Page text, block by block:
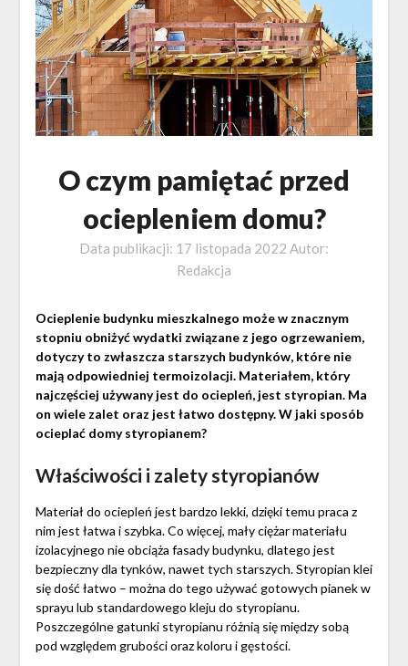
O czym pamiętać przed
ociepleniem domu?
Data publikacji: 17 listopada 2022 Autor:
Redakcja
Ocieplenie budynku mieszkalnego może w znacznym
stopniu obniżyć wydatki związane z jego ogrzewaniem,
dotyczy to zwłaszcza starszych budynków, które nie
mają odpowiedniej termoizolacji. Materiałem, który
najczęściej używany jest do ociepleń, jest styropian. Ma
on wiele zalet oraz jest łatwo dostępny. W jaki sposób
ocieplać domy styropianem?
Właściwości i zalety styropianów
Materiał do ociepleń jest bardzo lekki, dzięki temu praca z
nim jest łatwa i szybka. Co więcej, mały ciężar materiału
izolacyjnego nie obciąża fasady budynku, dlatego jest
bezpieczny dla tynków, nawet tych starszych. Styropian klei
się dość łatwo – można do tego używać gotowych pianek w
sprayu lub standardowego kleju do styropianu.
Poszczególne gatunki styropianu różnią się między sobą
pod względem grubości oraz koloru i gęstości.